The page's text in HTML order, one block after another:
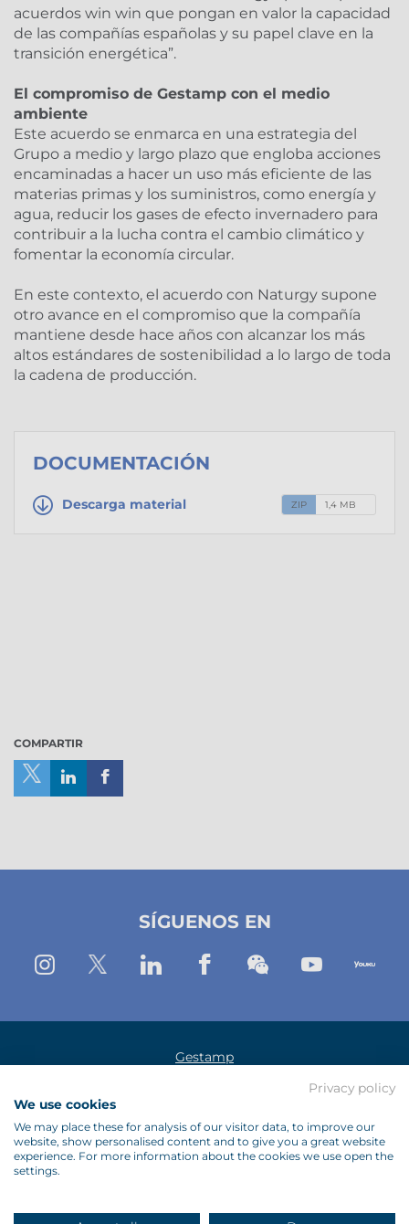
acuerdos win win que pongan en valor la capacidad
de las compañías españolas y su papel clave en la
transición energética”.
El compromiso de Gestamp con el medio
ambiente
Este acuerdo se enmarca en una estrategia del
Grupo a medio y largo plazo que engloba acciones
encaminadas a hacer un uso más eficiente de las
materias primas y los suministros, como energía y
agua, reducir los gases de efecto invernadero para
contribuir a la lucha contra el cambio climático y
fomentar la economía circular.
En este contexto, el acuerdo con Naturgy supone
otro avance en el compromiso que la compañía
mantiene desde hace años con alcanzar los más
altos estándares de sostenibilidad a lo largo de toda
la cadena de producción.
DOCUMENTACIÓN
Descarga material ZIP 1,4 MB
COMPARTIR
Compartir
Compartir
ventana)Ventana)
SÍGUENOS EN
Instagram
TwitterLinkedinFacebook
WechatYoutube
Gestamp
Política de Protección de Datos
Política de Cookies
Contacto
Privacy policy
We use cookies
We may place these for analysis of our visitor data, to improve our
website, show personalised content and to give you a great website
experience. For more information about the cookies we use open the
settings.